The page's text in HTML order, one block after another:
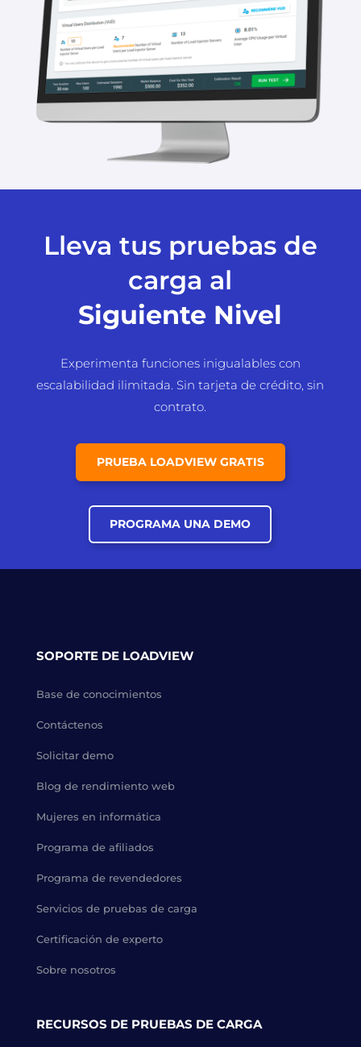
Lleva tus pruebas de
carga al
Siguiente Nivel
Experimenta funciones inigualables con
escalabilidad ilimitada. Sin tarjeta de crédito, sin
contrato.
PRUEBA LOADVIEW GRATIS
PROGRAMA UNA DEMO
SOPORTE DE LOADVIEW
Base de conocimientos
Contáctenos
Solicitar demo
Blog de rendimiento web
Mujeres en informática
Programa de afiliados
Programa de revendedores
Servicios de pruebas de carga
Certificación de experto
Sobre nosotros
RECURSOS DE PRUEBAS DE CARGA